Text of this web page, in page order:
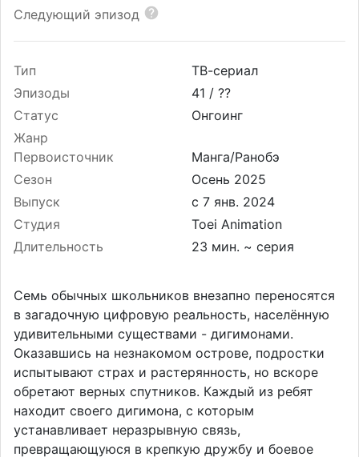
Следующий эпизод
Тип
ТВ-сериал
Эпизоды
41 / ??
Статус
Онгоинг
Жанр
Первоисточник
Манга/Ранобэ
Сезон
Осень 2025
Выпуск
Студия
Toei Animation
Длительность
23 мин. ~ серия
Семь обычных школьников внезапно переносятся
в загадочную цифровую реальность, населённую
удивительными существами - дигимонами.
Оказавшись на незнакомом острове, подростки
испытывают страх и растерянность, но вскоре
обретают верных спутников. Каждый из ребят
находит своего дигимона, с которым
устанавливает неразрывную связь,
превращающуюся в крепкую дружбу и боевое